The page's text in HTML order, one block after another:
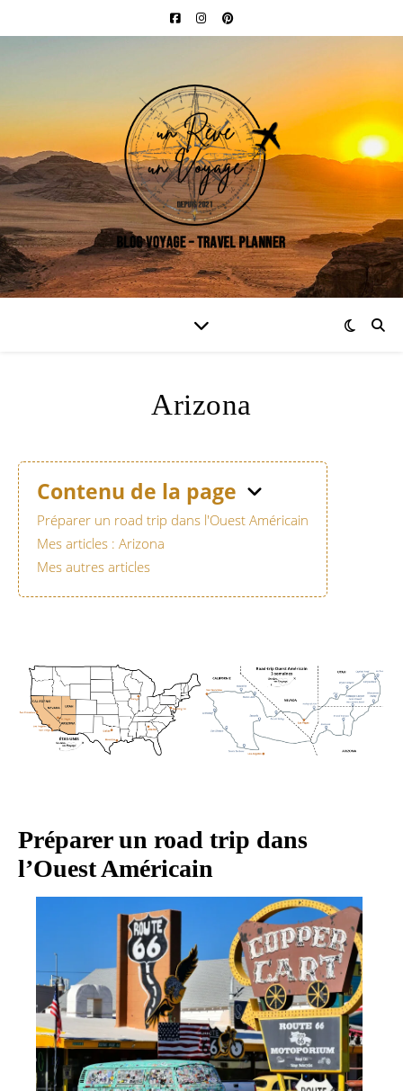
Arizona
Contenu de la page
Préparer un road trip dans l'Ouest Américain
Mes articles : Arizona
Mes autres articles
Préparer un road trip dans
l’Ouest Américain